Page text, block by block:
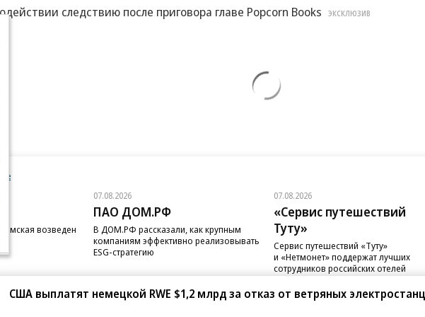
следствию после приговора главе Popcorn Books
ЭКСКЛЮЗИВ
Все
возведен
07.08.2026
ПАО ДОМ.РФ
В ДОМ.РФ рассказали, как крупным
компаниям эффективно реализовывать
ESG-стратегию
07.08.2026
«Сервис путешествий
Туту»
Сервис путешествий «Туту»
и «Нетмонет» поддержат лучших
сотрудников российских отелей
США выплатят немецкой RWE $1,2 млрд за отказ от ветряных